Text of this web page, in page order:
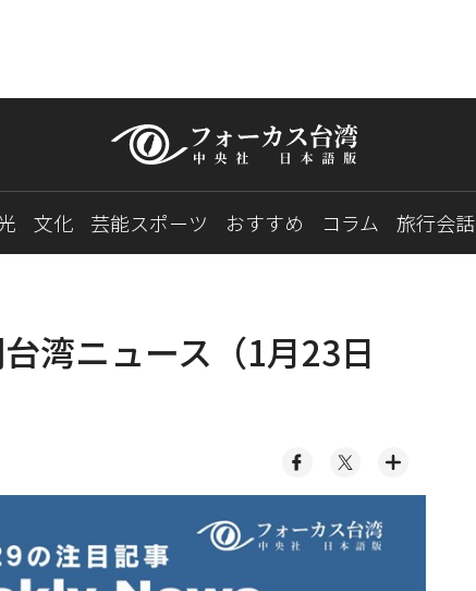
文化 芸能スポーツ おすすめ コラム 旅行会話
湾ニュース（1月23日